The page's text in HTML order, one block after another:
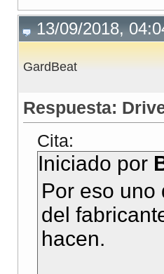
13/09/2018,
GardBeat
Respuesta:
Cita:
Iniciado por
Por eso uno
del
hacen.